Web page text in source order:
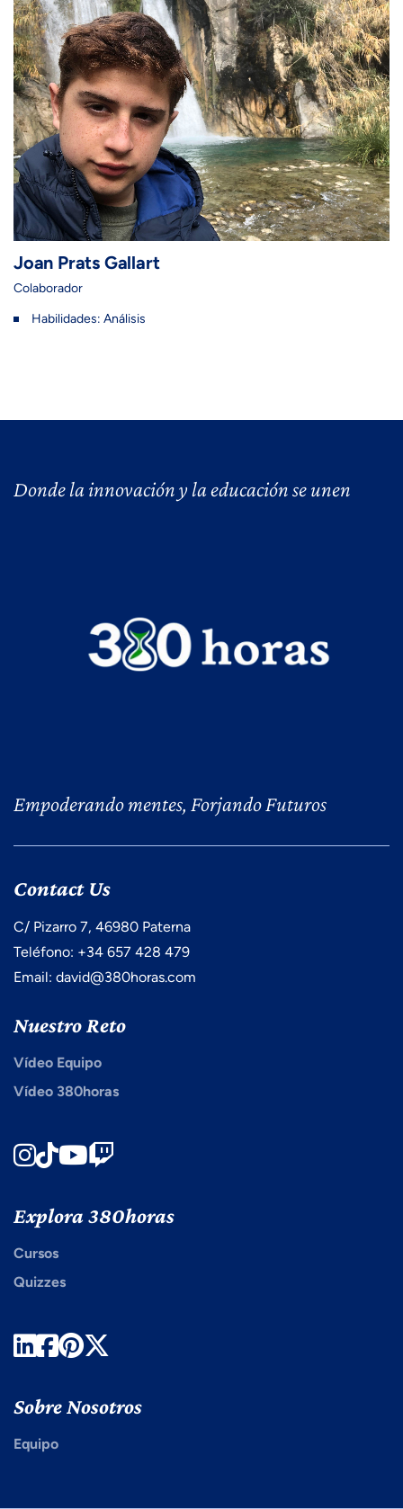
Joan Prats Gallart
Colaborador
Habilidades: Análisis
Donde la innovación y la educación se unen
Empoderando mentes, Forjando Futuros
Contact Us
C/ Pizarro 7, 46980 Paterna
Teléfono: +34 657 428 479
Email: david@380horas.com
Nuestro Reto
Vídeo Equipo
Vídeo 380horas
Instagram
TikTokYoutube
Explora 380horas
Cursos
Quizzes
LinkedIn
Facebook
Pinterest
Sobre Nosotros
Equipo